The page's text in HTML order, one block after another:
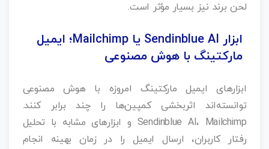
لحن برند نیز بسیار مؤثر است.
ابزار Sendinblue AI یا Mailchimp؛ ایمیل
مارکتینگ با هوش مصنوعی
ابزارهای ایمیل مارکتینگ امروزه با هوش مصنوعی
توانسته‌اند اثربخشی کمپین‌ها را چند برابر کنند.
Sendinblue AI، Mailchimp و ابزارهای مشابه با تحلیل
رفتار کاربران، ارسال ایمیل را در زمان بهینه انجام